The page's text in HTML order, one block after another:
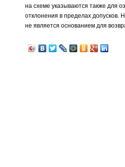
на схеме указываются также для
отклонения в пределах допусков.
не является основанием для